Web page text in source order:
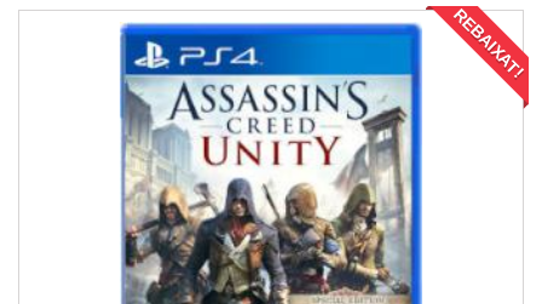
REBAIXAT!